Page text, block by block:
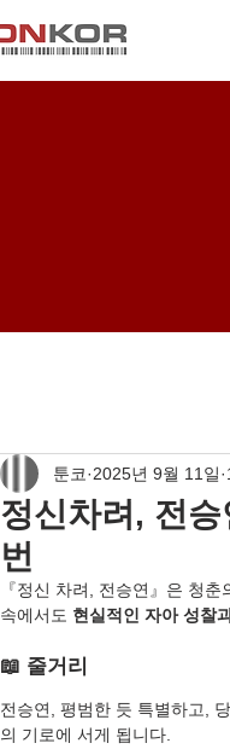
정신차려, 전
번
툰코 2025년 9월 11일
『정신 차려, 전승연』은 청
속에서도 현실적인 자아 성찰
📖 줄거리
전승연, 평범한 듯 특별하고,
의 기로에 서게 됩니다.